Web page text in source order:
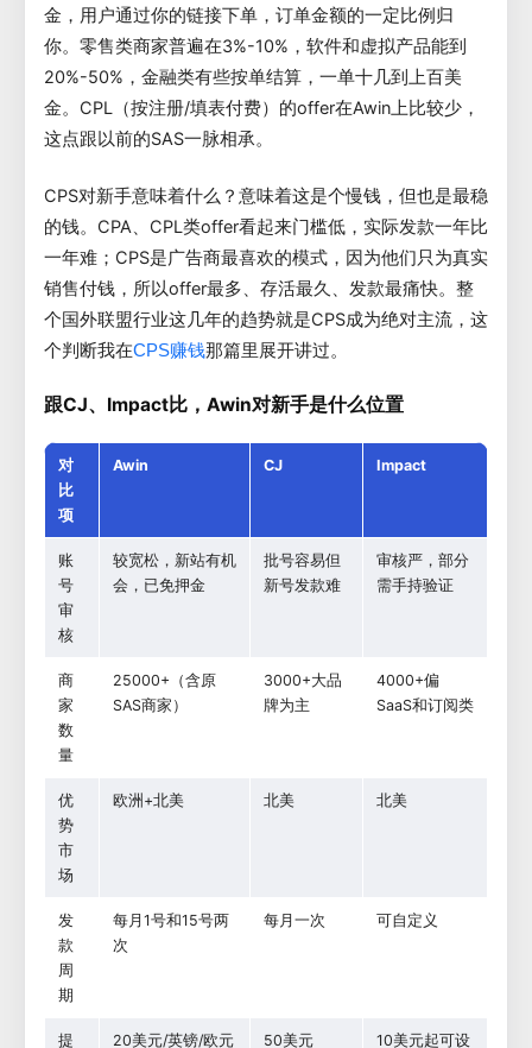
金，用户通过你的链接下单，订单金额的一定比例归
你。零售类商家普遍在3%-10%，软件和虚拟产品能到
20%-50%，金融类有些按单结算，一单十几到上百美
金。CPL（按注册/填表付费）的offer在Awin上比较少，
这点跟以前的SAS一脉相承。
CPS对新手意味着什么？意味着这是个慢钱，但也是最稳
的钱。CPA、CPL类offer看起来门槛低，实际发款一年比
一年难；CPS是广告商最喜欢的模式，因为他们只为真实
销售付钱，所以offer最多、存活最久、发款最痛快。整
个国外联盟行业这几年的趋势就是CPS成为绝对主流，这
个判断我在CPS赚钱那篇里展开讲过。
跟CJ、Impact比，Awin对新手是什么位置
对
比
项
Awin CJ Impact
账
号
审
核
较宽松，新站有机
会，已免押金
批号容易但
新号发款难
审核严，部分
需手持验证
商
家
数
量
25000+（含原
SAS商家）
3000+大品
牌为主
4000+偏
SaaS和订阅类
优
势
市
场
欧洲+北美 北美 北美
发
款
周
期
每月1号和15号两
次
每月一次 可自定义
提
20美元/英镑/欧元 50美元 10美元起可设